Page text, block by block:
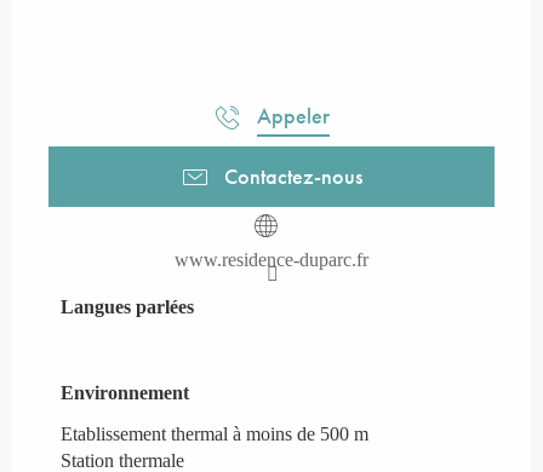
Appeler
Contactez-nous
www.residence-duparc.fr
Langues parlées
Langues parlées
Environnement
Environnement
Etablissement thermal à moins de 500 m
Station thermale